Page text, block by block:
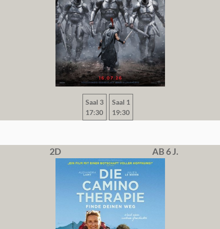
Saal 3
17:30
Saal 1
19:30
2D AB 6 J.